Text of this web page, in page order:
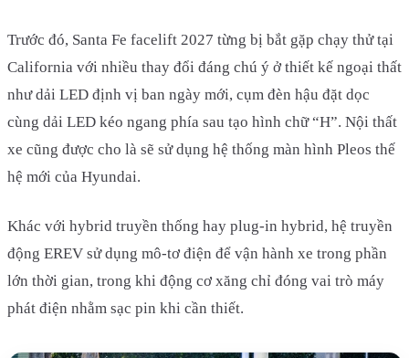
Trước đó, Santa Fe facelift 2027 từng bị bắt gặp chạy thử tại
California với nhiều thay đổi đáng chú ý ở thiết kế ngoại thất
như dải LED định vị ban ngày mới, cụm đèn hậu đặt dọc
cùng dải LED kéo ngang phía sau tạo hình chữ “H”. Nội thất
xe cũng được cho là sẽ sử dụng hệ thống màn hình Pleos thế
hệ mới của Hyundai.
Khác với hybrid truyền thống hay plug-in hybrid, hệ truyền
động EREV sử dụng mô-tơ điện để vận hành xe trong phần
lớn thời gian, trong khi động cơ xăng chỉ đóng vai trò máy
phát điện nhằm sạc pin khi cần thiết.